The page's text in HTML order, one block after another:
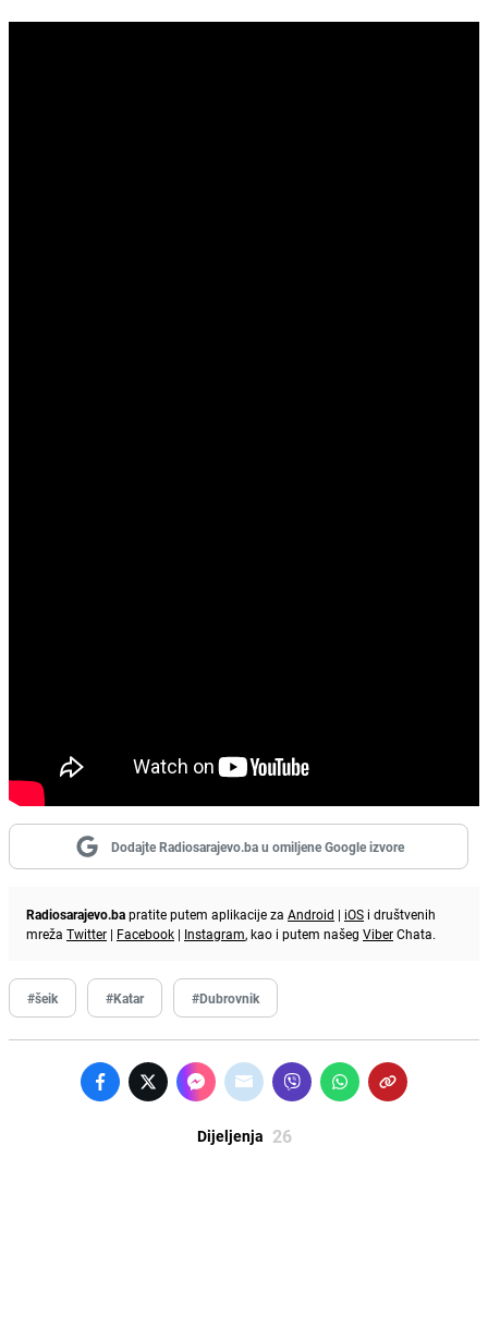
Dodajte Radiosarajevo.ba u omiljene Google izvore
Radiosarajevo.bapratite putem aplikacije za Android | iOS i društvenih
mreža Twitter | Facebook | Instagram, kao i putem našeg ViberChata.
#šeik #Katar #Dubrovnik
Dijeljenja 26